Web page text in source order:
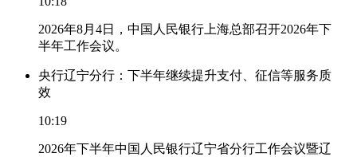
2026年8月4日，中国人民银行上海总部召开2026年下
半年工作会议。
央行辽宁分行：下半年继续提升支付、征信等服务质
效
10:19
2026年下半年中国人民银行辽宁省分行工作会议暨辽